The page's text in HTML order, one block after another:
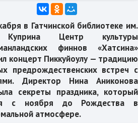
в Гатчинской библиотеке им.
Центр культуры
финнов «Хатсина»
концерт Пиккуйоулу — традицию
предрождественских встреч с
Директор Нина Аниконова
секреты праздника, который
с ноября до Рождества в
атмосфере.